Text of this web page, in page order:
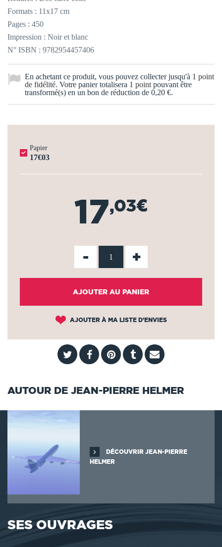
Formats : 11x17 cm
Pages : 450
Impression : Noir et blanc
N° ISBN : 9782954457406
En achetant ce produit, vous pouvez collecter jusqu'à 1 point
de fidélité. Votre panier totalisera 1 point pouvant être
transformé(s) en un bon de réduction de 0,20 €.
Papier
17€03
17,03€
- +
AJOUTER AU PANIER
AJOUTER À MA LISTE D'ENVIES
AUTOUR DE JEAN-PIERRE HELMER
DÉCOUVRIR JEAN-PIERRE
HELMER
SES OUVRAGES